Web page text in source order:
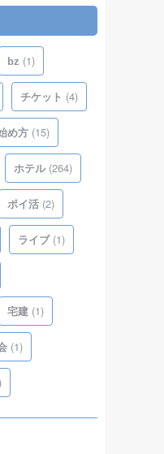
bz (1)
チケット (4)
め方 (15)
ホテル(264)
ポイ活 (2)
ライブ(1)
宅建 (1)
(1)